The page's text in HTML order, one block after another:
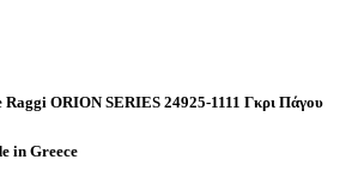
Raggi ORION SERIES 24925-1111 Γκρι Πάγου
in Greece